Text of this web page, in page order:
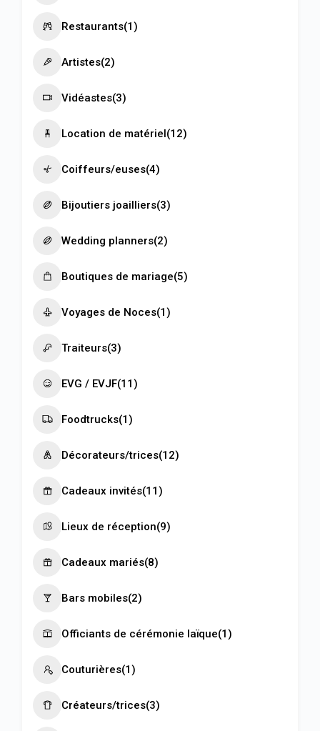
Restaurants(1)
Artistes(2)
Vidéastes(3)
Location de matériel(12)
Coiffeurs/euses(4)
Bijoutiers joailliers(3)
Wedding planners(2)
Boutiques de mariage(5)
Voyages de Noces(1)
Traiteurs(3)
EVG / EVJF(11)
Foodtrucks(1)
Décorateurs/trices(12)
Cadeaux invités(11)
Lieux de réception(9)
Cadeaux mariés(8)
Bars mobiles(2)
Officiants de cérémonie laïque(1)
Couturières(1)
Créateurs/trices(3)